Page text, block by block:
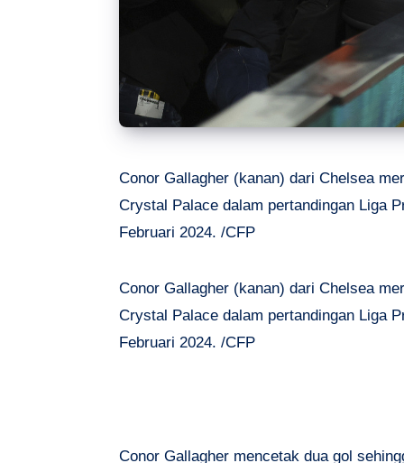
Conor Gallagher (kanan) dari Chelsea
Crystal Palace dalam pertandingan Liga
Februari 2024. /CFP
Conor Gallagher (kanan) dari Chelsea
Crystal Palace dalam pertandingan Liga
Februari 2024. /CFP
Conor Gallagher mencetak dua gol